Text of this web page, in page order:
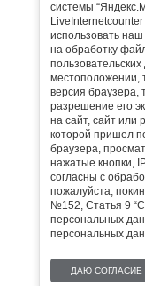
системы
использовать
на обработку
местоположении,
версия браузера,
разрешение его
на сайт, сайт или
которой пришел
браузера,
нажатые кнопки,
согласны с
пожалуйста,
№152, Статья 9
персональных
персональных
ДАЮ СОГЛАСИЕ